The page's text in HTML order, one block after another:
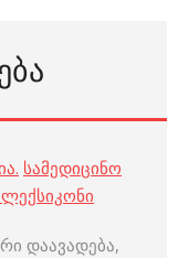
. სამედიცინო
დაავადება,